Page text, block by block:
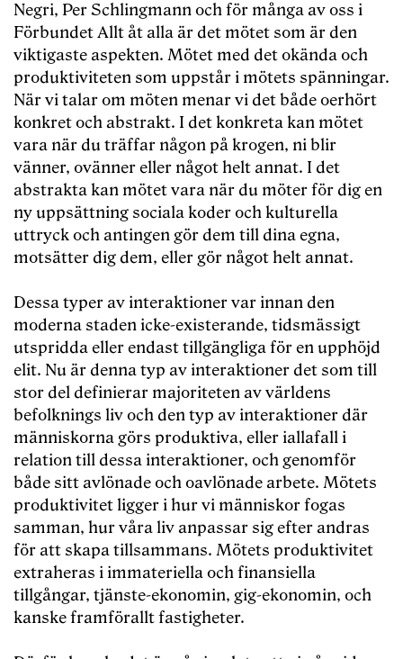
Negri, Per Schlingmann och för många av oss i
Förbundet Allt åt alla är det mötet som är den
viktigaste aspekten. Mötet med det okända och
produktiviteten som uppstår i mötets spänningar.
När vi talar om möten menar vi det både oerhört
konkret och abstrakt. I det konkreta kan mötet
vara när du träffar någon på krogen, ni blir
vänner, ovänner eller något helt annat. I det
abstrakta kan mötet vara när du möter för dig en
ny uppsättning sociala koder och kulturella
uttryck och antingen gör dem till dina egna,
motsätter dig dem, eller gör något helt annat.
Dessa typer av interaktioner var innan den
moderna staden icke-existerande, tidsmässigt
utspridda eller endast tillgängliga för en upphöjd
elit. Nu är denna typ av interaktioner det som till
stor del definierar majoriteten av världens
befolknings liv och den typ av interaktioner där
människorna görs produktiva, eller iallafall i
relation till dessa interaktioner, och genomför
både sitt avlönade och oavlönade arbete. Mötets
produktivitet ligger i hur vi människor fogas
samman, hur våra liv anpassar sig efter andras
för att skapa tillsammans. Mötets produktivitet
extraheras i immateriella och finansiella
tillgångar, tjänste-ekonomin, gig-ekonomin, och
kanske framförallt fastigheter.